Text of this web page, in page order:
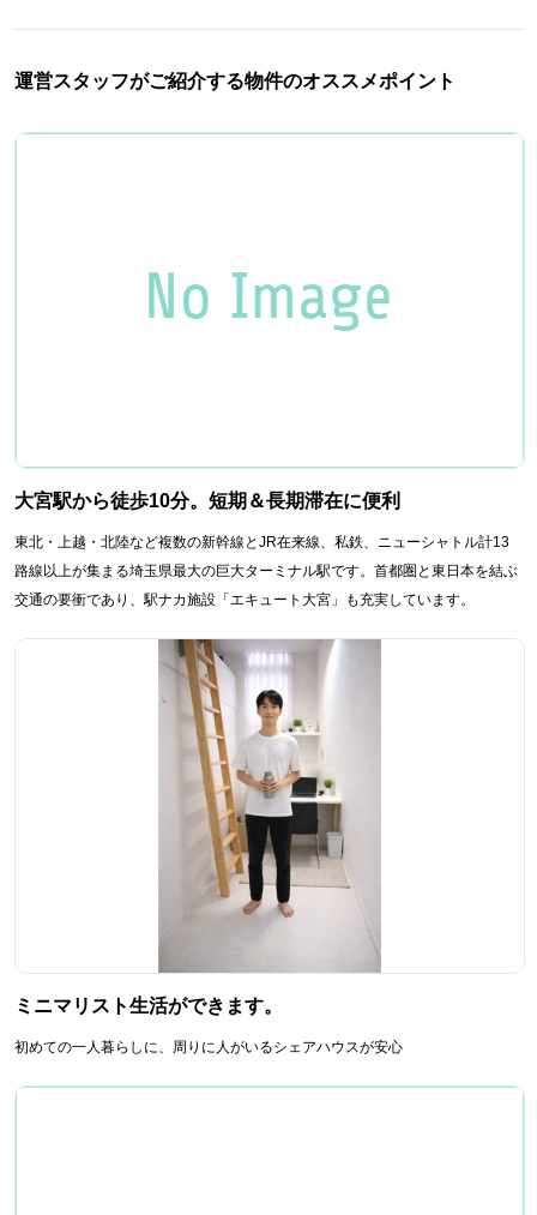
運営スタッフがご紹介する物件のオススメポイント
大宮駅から徒歩10分。短期＆長期滞在に便利
東北・上越・北陸など複数の新幹線とJR在来線、私鉄、ニューシャトル計13
路線以上が集まる埼玉県最大の巨大ターミナル駅です。首都圏と東日本を結ぶ
交通の要衝であり、駅ナカ施設「エキュート大宮」も充実しています。
ミニマリスト生活ができます。
初めての一人暮らしに、周りに人がいるシェアハウスが安心